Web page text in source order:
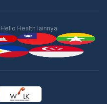
Health lainnya